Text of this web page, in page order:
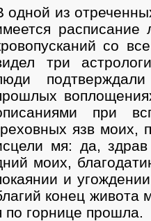
одной из
расписание
со
три
при
язв моих,
мя: да,
моих,
и
конец живота
по горнице прошла.